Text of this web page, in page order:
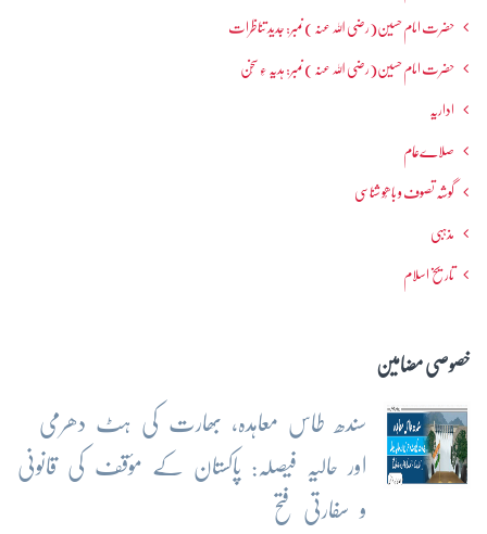
حضرت امام حسین(رضی اللہ عنہ ) نمبر: جدید تناظرات
حضرت امام حسین(رضی اللہ عنہ ) نمبر: ہدیہ ءِ سُخن
اداریہ
صلاےعام
گوشہ تصوف و باھُو شناسی
مذہبی
تاریخ اسلام
خصوصی مضامین
سندھ طاس معاہدہ، بھارت کی ہٹ دھرمی
اور حالیہ فیصلہ: پاکستان کے مؤقف کی قانونی
و سفارتی فتح